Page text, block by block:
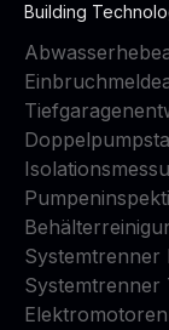
Building
Systemtrenner
Systemtrenner